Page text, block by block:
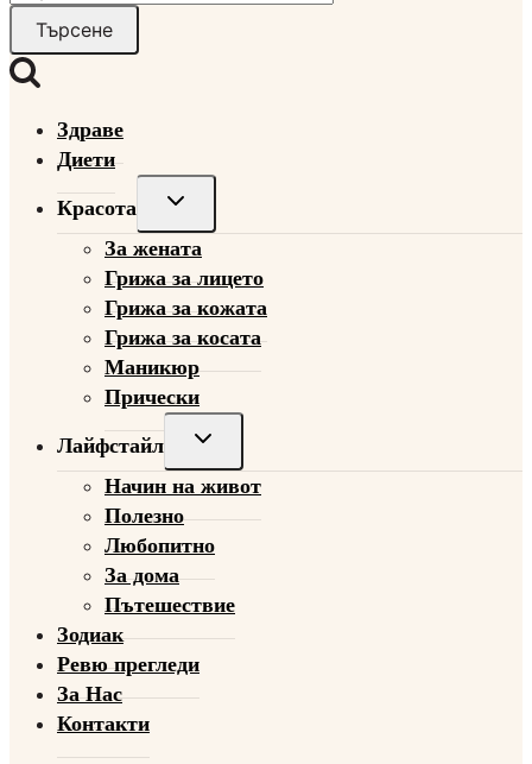
Здраве
Диети
Красота
Toggle
child
menu
За жената
Грижа за лицето
Грижа за кожата
Грижа за косата
Маникюр
Прически
Лайфстайл
Toggle
child
menu
Начин на живот
Полезно
Любопитно
За дома
Пътешествие
Зодиак
Ревю прегледи
За Нас
Контакти